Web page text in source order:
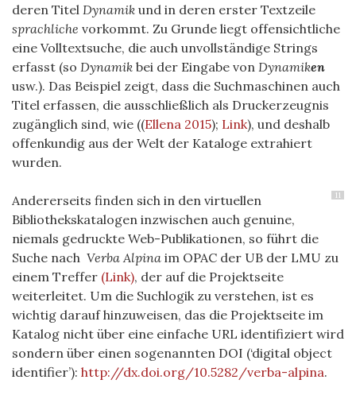
deren Titel Dynamik und in deren erster Textzeile
sprachliche vorkommt. Zu Grunde liegt offensichtliche
eine Volltextsuche, die auch unvollständige Strings
erfasst (so Dynamik bei der Eingabe von Dynamiken
usw.). Das Beispiel zeigt, dass die Suchmaschinen auch
Titel erfassen, die ausschließlich als Druckerzeugnis
zugänglich sind, wie ((Ellena 2015); Link), und deshalb
offenkundig aus der Welt der Kataloge extrahiert
wurden.
11
Andererseits finden sich in den virtuellen
Bibliothekskatalogen inzwischen auch genuine,
niemals gedruckte Web-Publikationen, so führt die
Suche nach Verba Alpina im OPAC der UB der LMU zu
einem Treffer (Link), der auf die Projektseite
weiterleitet. Um die Suchlogik zu verstehen, ist es
wichtig darauf hinzuweisen, das die Projektseite im
Katalog nicht über eine einfache URL identifiziert wird
sondern über einen sogenannten DOI (‘digital object
identifier’): http://dx.doi.org/10.5282/verba-alpina.